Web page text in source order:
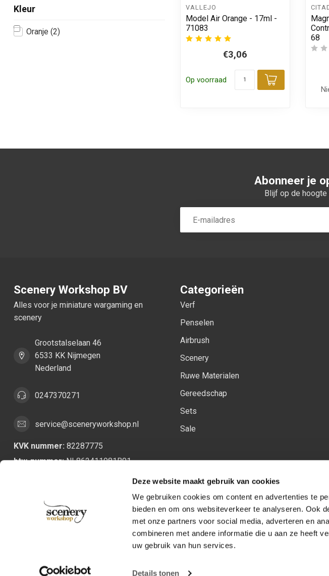
Deze website maakt gebruik van cookies
We gebruiken cookies om content en advertenties te
bieden en om ons websiteverkeer te analyseren. Ook
met onze partners voor social media, adverteren en
combineren met andere informatie die u aan ze heeft
uw gebruik van hun services.
Details tonen
Kleur
Oranje (2)
VALLEJO
Model Air Orange - 17ml -
71083
€3,06
Op voorraad
68
Abonneer je
Blijf op de
Scenery Workshop BV
Alles voor je miniature wargaming en
scenery
Grootstalselaan 46
6533 KK Nijmegen
Nederland
0247370271
service@sceneryworkshop.nl
KVK nummer: 82287775
btw-nummer:NL862411981B01
Categorieën
Verf
Penselen
Airbrush
Scenery
Ruwe Materialen
Gereedschap
Sets
Sale
Volg